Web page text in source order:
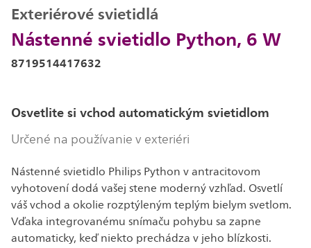
Nástenné svietidlo Python, 6 W
Exteriérové svietidlá
8719514417632
Osvetlite si vchod automatickým svietidlom
Určené na používanie v exteriéri
Nástenné svietidlo Philips Python v antracitovom
vyhotovení dodá vašej stene moderný vzhľad. Osvetlí
váš vchod a okolie rozptýleným teplým bielym svetlom.
Vďaka integrovanému snímaču pohybu sa zapne
automaticky, keď niekto prechádza v jeho blízkosti.